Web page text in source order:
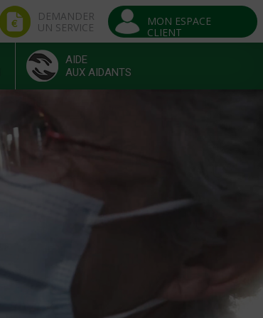
DEMANDER
UN SERVICE
MON ESPACE
CLIENT
AIDE
AUX AIDANTS